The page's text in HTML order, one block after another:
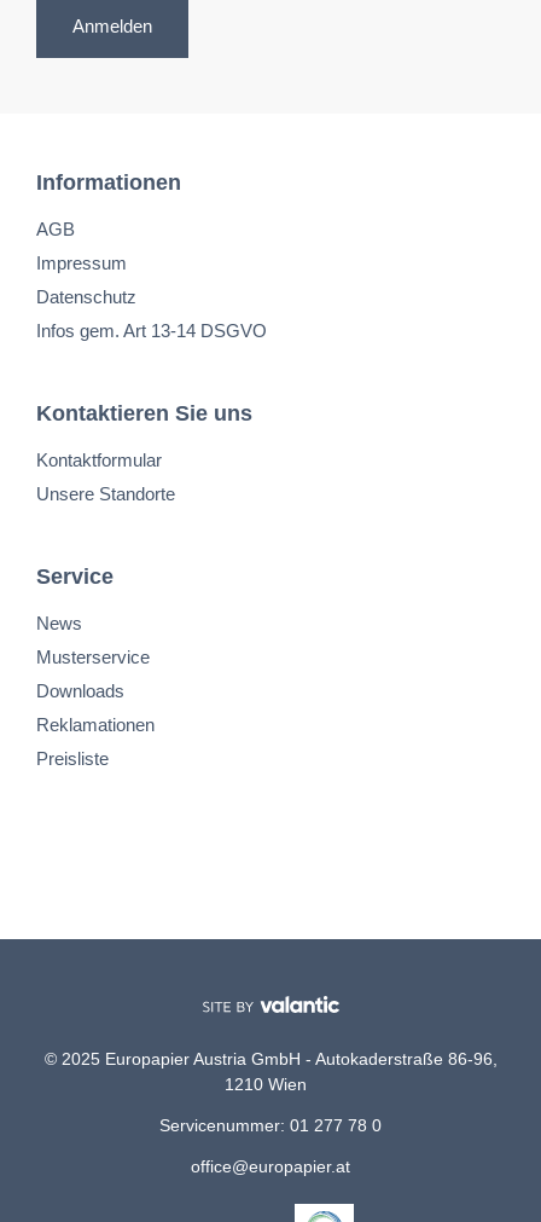
Anmelden
Informationen
AGB
Impressum
Datenschutz
Infos gem. Art 13-14 DSGVO
Kontaktieren Sie uns
Kontaktformular
Unsere Standorte
Service
News
Musterservice
Downloads
Reklamationen
Preisliste
© 2025 Europapier Austria GmbH - Autokaderstraße 86-96,
1210 Wien
Servicenummer: 01 277 78 0
office@europapier.at